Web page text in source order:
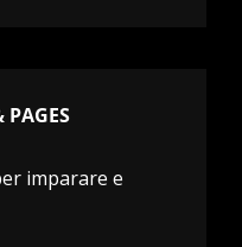
PAGES
imparare e